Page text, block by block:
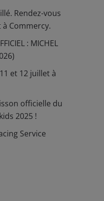
Rendez-vous
à Commercy.
: MICHEL
et 12 juillet à
officielle du
2025 !
Service